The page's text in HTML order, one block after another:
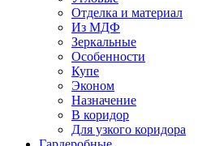
Отделка и материал
Из МДФ
Зеркальные
Особенности
Купе
Эконом
Назначение
В коридор
Для узкого коридора